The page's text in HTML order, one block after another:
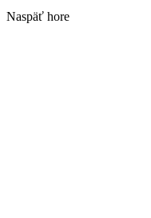
Naspäť hore